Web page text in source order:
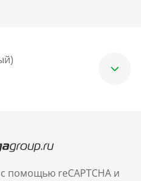
помощью reCAPTCHA и